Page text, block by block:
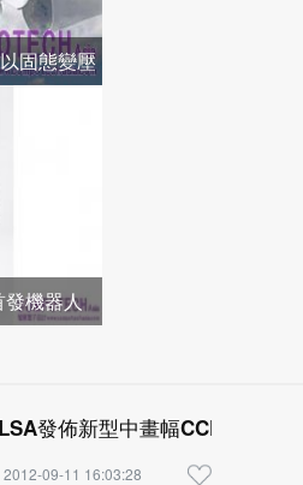
固態變壓
機器人
發佈新型中畫幅CCD影像感
2012-09-11 16:03:28